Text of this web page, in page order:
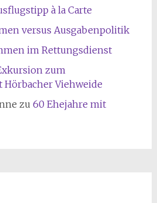
à la Carte
versus Ausgabenpolitik
im Rettungsdienst
zum
Viehweide
zu 60 Ehejahre mit